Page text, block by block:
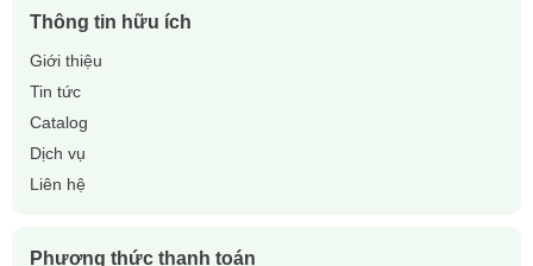
Thông tin hữu ích
Giới thiệu
Tin tức
Catalog
Dịch vụ
Liên hệ
Phương thức thanh toán